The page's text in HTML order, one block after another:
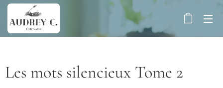
Les mots silencieux Tome 2